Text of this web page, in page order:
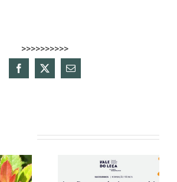
>>>>>>>>>>
Facebook
X
Email